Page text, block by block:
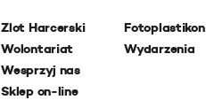
Zlot Harcerski
Wolontariat
Wesprzyj nas
Sklep on-line
Fotoplastikon
Wydarzenia